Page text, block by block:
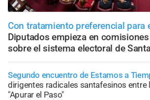
Con tratamiento preferencial para
Diputados empieza en
sobre el sistema electoral de
Segundo encuentro de Estamos a
dirigentes radicales santafesinos entre
"Apurar el Paso"